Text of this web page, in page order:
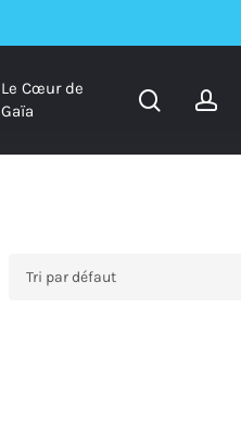
Le Cœur de
Gaïa
search